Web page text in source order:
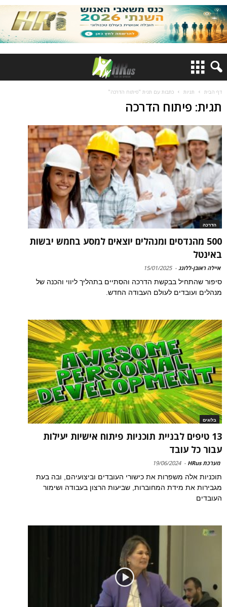
דף הבית תגיות כתבות עם תגית "פיתוח הדרכה"
תגית: פיתוח הדרכה
הדרכה
500 מהנדסים ומנהלים יוצאים למסע בחמש יבשות
באינטל
איילה ראובן-ללונג -
15/01/2025
סיפור שהתחיל בבקשת הדרכה והסתיים בתהליך ליווי והכנה של
מנהלים ועובדים לעולם העבודה החדש.
בלוגים
13 טיפים לבניית תוכניות פיתוח אישיות יעילות
עבור כל עובד
מערכת HRus -
19/06/2024
תוכניות אלה משפרות את כישורי העובדים וביצועיהם, ובה בעת
מגבירות את מידת המחוברות, שביעות הרצון בעבודה ושימור
העובדים